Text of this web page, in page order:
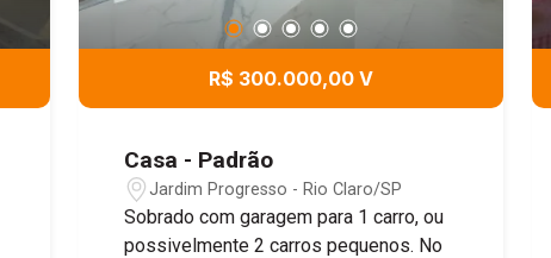
R$ 300.000,00 V
Casa - Padrão
Jardim Progresso - Rio Claro/SP
Sobrado com garagem para 1 carro, ou
possivelmente 2 carros pequenos. No